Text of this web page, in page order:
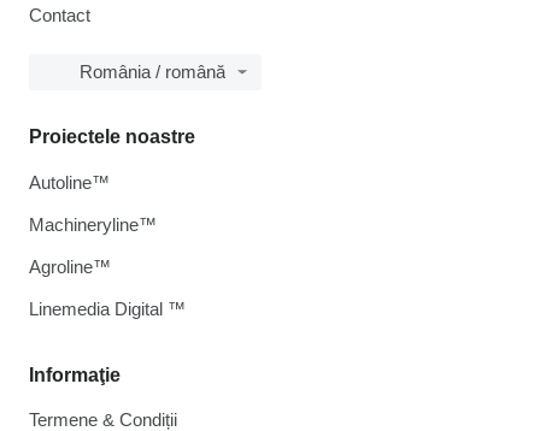
Contact
România / română
Informaţie
Termene & Condiții
Proiectele noastre
Autoline™
Machineryline™
Agroline™
Linemedia Digital ™